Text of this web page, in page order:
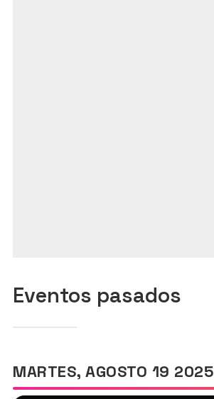
Eventos pasados
MARTES, AGOSTO 19 2025